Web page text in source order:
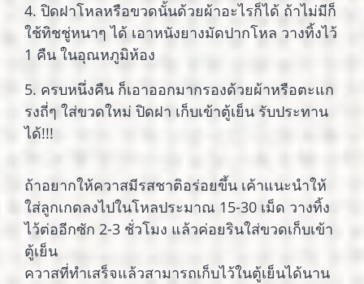
4. ปิดฝาโหลหรือขวดนั้นด้วยผ้าอะไรก็ได้ ถ้าไม่มีก็
ใช้ทิชชู่หนาๆ ได้ เอาหนังยางมัดปากโหล วางทิ้งไว้
1 คืน ในอุณหภูมิห้อง
5. ครบหนึ่งคืน ก็เอาออกมากรองด้วยผ้าหรือตะแก
รงถี่ๆ ใส่ขวดใหม่ ปิดฝา เก็บเข้าตู้เย็น รับประทาน
ได้!!!
ถ้าอยากให้ควาสมีรสชาติอร่อยขึ้น เค้าแนะนำให้
ใส่ลูกเกดลงไปในโหลประมาณ 15-30 เม็ด วางทิ้ง
ไว้ต่ออีกซัก 2-3 ชั่วโมง แล้วค่อยรินใส่ขวดเก็บเข้า
ตู้เย็น
ควาสที่ทำเสร็จแล้วสามารถเก็บไว้ในตู้เย็นได้นาน